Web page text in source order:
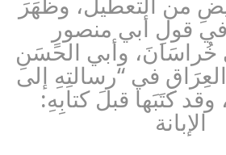
قولِ أبي منصورٍ
خُراسَانَ، وأبي الحسَنِ
في “رسالتِهِ إلى
وقد كتَبَها قبلَ كتابِهِ:
الإبانة